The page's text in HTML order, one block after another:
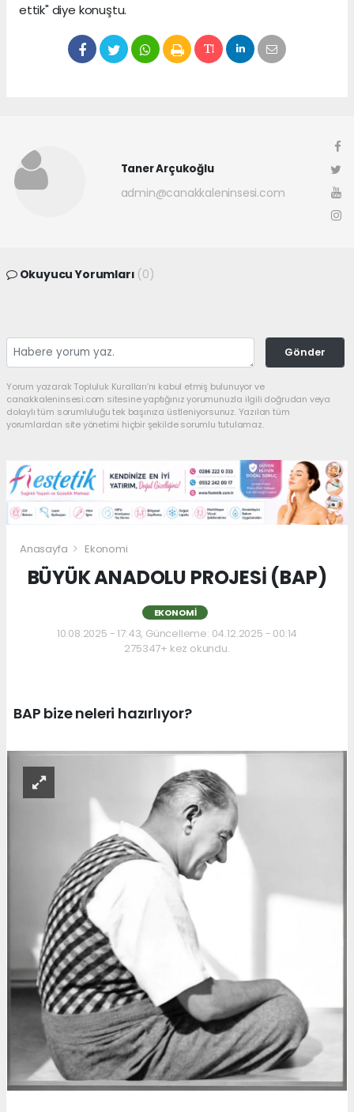
ettik" diye konuştu.
Taner Arçukoğlu
admin@canakkaleninsesi.com
Okuyucu Yorumları (0)
Gönder
Yorum yazarak Topluluk Kuralları’nı kabul etmiş bulunuyor ve
canakkaleninsesi.com sitesine yaptığınız yorumunuzla ilgili doğrudan veya
dolaylı tüm sorumluluğu tek başınıza üstleniyorsunuz. Yazılan tüm
yorumlardan site yönetimi hiçbir şekilde sorumlu tutulamaz.
Anasayfa Ekonomi
BÜYÜK ANADOLU PROJESİ (BAP)
EKONOMI
10.08.2025 - 17:43, Güncelleme: 04.12.2025 - 00:14
275347+ kez okundu.
BAP bize neleri hazırlıyor?